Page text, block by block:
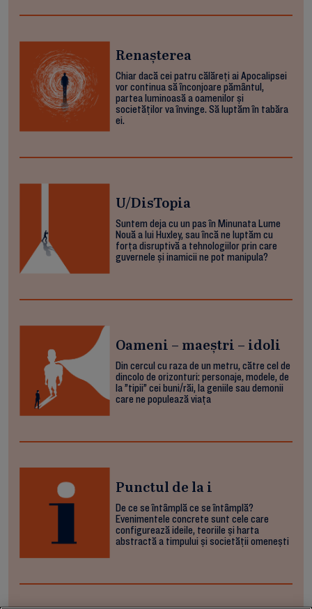
Renașterea
Chiar dacă cei patru călăreți ai Apocalipsei
vor continua să înconjoare pământul,
partea luminoasă a oamenilor și
societăților va învinge. Să luptăm în tabăra
ei.
U/DisTopia
Suntem deja cu un pas în Minunata Lume
Nouă a lui Huxley, sau încă ne luptăm cu
forța disruptivă a tehnologiilor prin care
guvernele și inamicii ne pot manipula?
Oameni – maeștri – idoli
Din cercul cu raza de un metru, către cel de
dincolo de orizonturi: personaje, modele, de
la ”tipii” cei buni/răi, la geniile sau demonii
care ne populează viața
Punctul de la i
De ce se întâmplă ce se întâmplă?
Evenimentele concrete sunt cele care
configurează ideile, teoriile și harta
abstractă a timpului și societății omenești